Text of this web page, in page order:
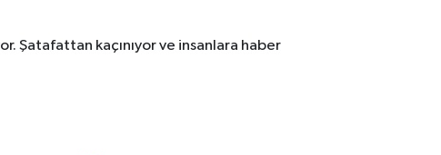
Şatafattan kaçınıyor ve insanlara haber